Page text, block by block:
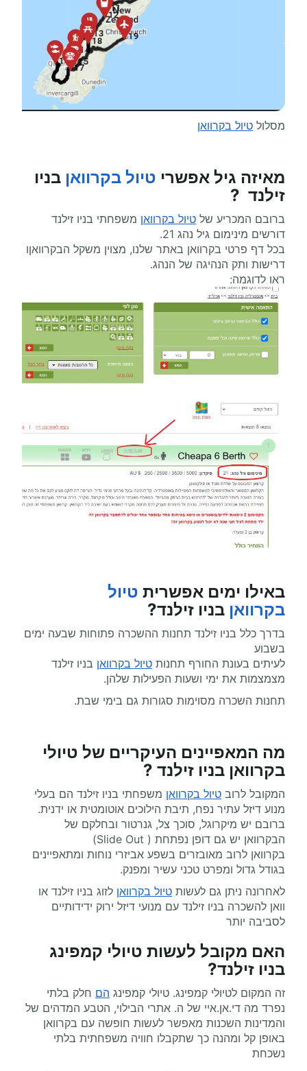
מסלול טיול בקרוואן
מאיזה גיל אפשרי טיול בקרוואן בניו
זילנד ?
ברובם המכריע של טיול בקרוואן משפחתי בניו זילנד
דורשים מינימום גיל נהג 21.
בכל דף פרטי בקרוואן באתר שלנו, מצוין משקל הבקרוואןו
דרישות ותק הנהיגה של הנהג.
ראו לדוגמה:
באילו ימים אפשרית טיול
בקרוואן בניו זילנד?
בדרך כלל בניו זילנד תחנות ההשכרה פתוחות שבעה ימים
בשבוע
לעיתים בעונת החורף תחנות טיול בקרוואן בניו זילנד
מצמצמות את ימי ושעות הפעילות שלהן.
תחנות השכרה מסוימות סגורות גם בימי שבת.
מה המאפיינים העיקריים של טיולי
בקרוואן בניו זילנד ?
המקובל לרוב טיול בקרוואן משפחתי בניו זילנד הם בעלי
מנוע דיזל עתיר נפח, תיבת הילוכים אוטומטית או ידנית.
ברובם יש מיקרוגל, סוכך צל, גנרטור ובחלקם של
הבקרוואן יש גם דופן נפתחת ( Slide Out)
בקרוואן לרוב מאובזרים בשפע אביזרי נוחות ומתאפיינים
בגודל גדול ומפרט טכני עשיר ומפנק.
לאחרונה ניתן גם לעשות טיול בקרוואן לזוג בניו זילנד או
וואן להשכרה בניו זילנד עם מנועי דיזל ירוק ידידותיים
לסביבה יותר
האם מקובל לעשות טיולי קמפינג
בניו זילנד?
זה המקום לטיולי קמפינג. טיולי קמפינג הם חלק בלתי
נפרד מה די.אן.איי של ה. אתרי הבילוי, הטבע המדהים של
והמדינות השכנות מאפשר לעשות חופשה עם בקרוואן
באופן קל ומהנה כך שתקבלו חוויה משפחתית בלתי
נשכחת